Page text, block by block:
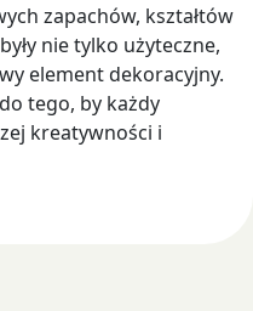
zapachów, kształtów
nie tylko użyteczne,
element dekoracyjny.
tego, by każdy
kreatywności i